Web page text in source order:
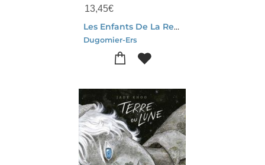
13,45€
Les Enfants De La Resistance Tome 10 : La Guerre N'est Pas Finie
Dugomier-Ers